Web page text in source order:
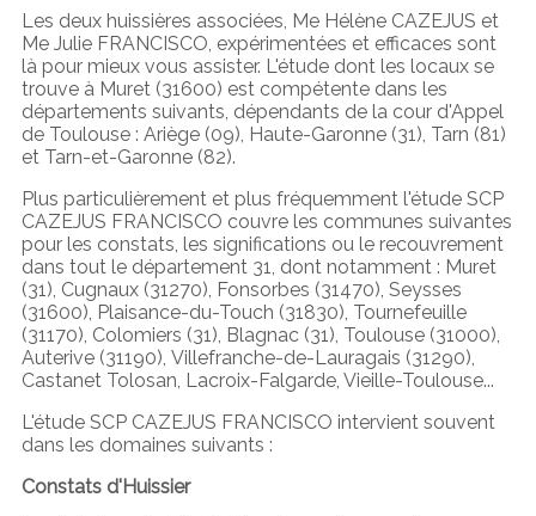
Les deux huissières associées, Me Hélène CAZEJUS et
Me Julie FRANCISCO, expérimentées et efficaces sont
là pour mieux vous assister. L'étude dont les locaux se
trouve à Muret (31600) est compétente dans les
départements suivants, dépendants de la cour d'Appel
de Toulouse : Ariège (09), Haute-Garonne (31), Tarn (81)
et Tarn-et-Garonne (82).
Plus particulièrement et plus fréquemment l'étude SCP
CAZEJUS FRANCISCO couvre les communes suivantes
pour les constats, les significations ou le recouvrement
dans tout le département 31, dont notamment : Muret
(31), Cugnaux (31270), Fonsorbes (31470), Seysses
(31600), Plaisance-du-Touch (31830), Tournefeuille
(31170), Colomiers (31), Blagnac (31), Toulouse (31000),
Auterive (31190), Villefranche-de-Lauragais (31290),
Castanet Tolosan, Lacroix-Falgarde, Vieille-Toulouse...
L'étude SCP CAZEJUS FRANCISCO intervient souvent
dans les domaines suivants :
Constats d'Huissier